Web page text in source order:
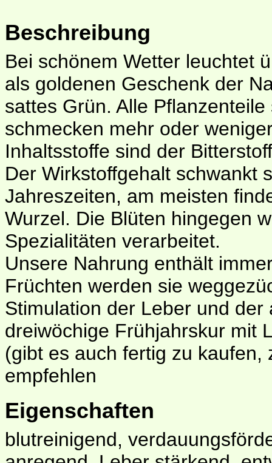
Beschreibung
Bei schönem Wetter leuchtet
als goldenen Geschenk der
sattes Grün. Alle
schmecken mehr oder
Inhaltsstoffe sind der
Der Wirkstoffgehalt schwankt
Jahreszeiten, am meisten
Wurzel. Die Blüten hingegen
Spezialitäten verarbeitet.
Unsere Nahrung enthält
Früchten werden sie
Stimulation der Leber und
dreiwöchige Frühjahrskur mit
(gibt es auch fertig zu
empfehlen
Eigenschaften
blutreinigend,